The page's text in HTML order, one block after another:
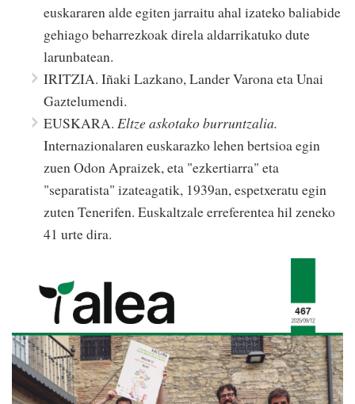
euskararen alde egiten jarraitu ahal izateko baliabide
gehiago beharrezkoak direla aldarrikatuko dute
larunbatean.
IRITZIA. Iñaki Lazkano, Lander Varona eta Unai
Gaztelumendi.
EUSKARA. Eltze askotako burruntzalia.
Internazionalaren euskarazko lehen bertsioa egin
zuen Odon Apraizek, eta "ezkertiarra" eta
"separatista" izateagatik, 1939an, espetxeratu egin
zuten Tenerifen. Euskaltzale erreferentea hil zeneko
41 urte dira.